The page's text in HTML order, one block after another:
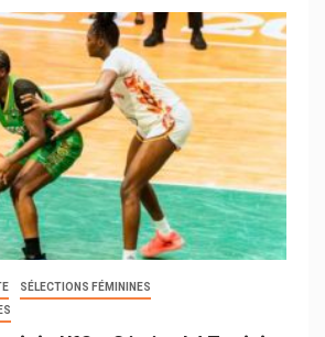
SÉLECTIONS FÉMININES